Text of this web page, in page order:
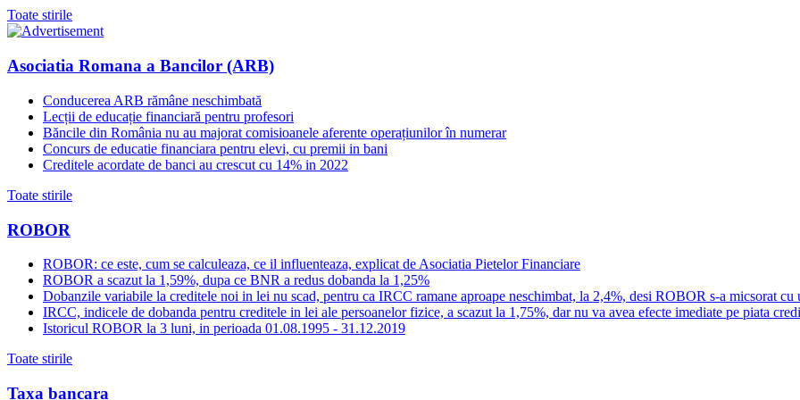
Toate stirile
Asociatia Romana a Bancilor (ARB)
Conducerea ARB rămâne neschimbată
Lecții de educație financiară pentru profesori
Băncile din România nu au majorat comisioanele aferente operațiunilor în numerar
Concurs de educatie financiara pentru elevi, cu premii in bani
Creditele acordate de banci au crescut cu 14% in 2022
Toate stirile
ROBOR
ROBOR: ce este, cum se calculeaza, ce il influenteaza, explicat de Asociatia Pietelor Financiare
ROBOR a scazut la 1,59%, dupa ce BNR a redus dobanda la 1,25%
Dobanzile variabile la creditele noi in lei nu scad, pentru ca IRCC ramane aproape neschimbat, la 2,4%, desi ROBOR s-a micsorat cu
IRCC, indicele de dobanda pentru creditele in lei ale persoanelor fizice, a scazut la 1,75%, dar nu va avea efecte imediate pe piata
Istoricul ROBOR la 3 luni, in perioada 01.08.1995 - 31.12.2019
Toate stirile
Taxa bancara